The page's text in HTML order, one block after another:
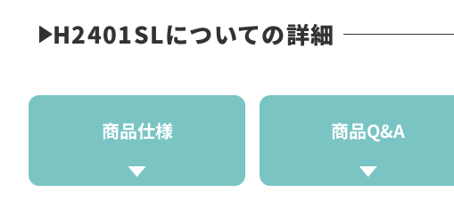
H2401SLについての詳細
商品仕様 商品Q&A